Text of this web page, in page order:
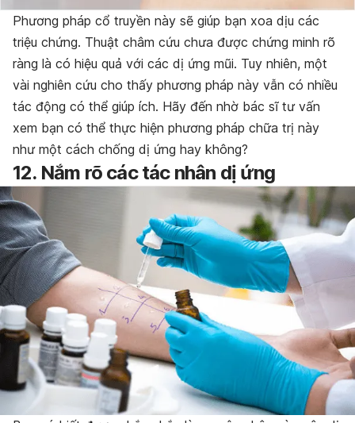
Phương pháp cổ truyền này sẽ giúp bạn xoa dịu các
triệu chứng. Thuật châm cứu chưa được chứng minh rõ
ràng là có hiệu quả với các dị ứng mũi. Tuy nhiên, một
vài nghiên cứu cho thấy phương pháp này vẫn có nhiều
tác động có thể giúp ích. Hãy đến nhờ bác sĩ tư vấn
xem bạn có thể thực hiện phương pháp chữa trị này
như một cách chống dị ứng hay không?
12. Nắm rõ các tác nhân dị ứng